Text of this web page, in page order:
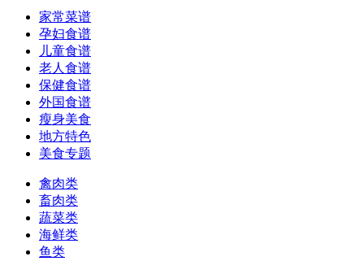
家常菜谱
孕妇食谱
儿童食谱
老人食谱
保健食谱
外国食谱
瘦身美食
地方特色
美食专题
禽肉类
畜肉类
蔬菜类
海鲜类
鱼类